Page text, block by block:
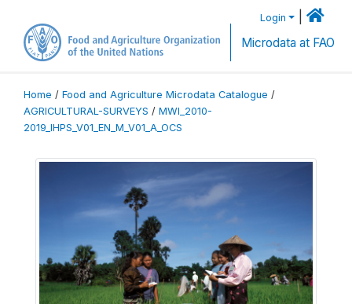
Login
Microdata at FAO
Home / Food and Agriculture Microdata Catalogue /
AGRICULTURAL-SURVEYS / MWI_2010-
2019_IHPS_V01_EN_M_V01_A_OCS